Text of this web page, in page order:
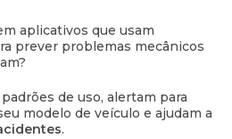
aplicativos que usam
prever problemas mecânicos
de uso, alertam para
modelo de veículo e ajudam a
.